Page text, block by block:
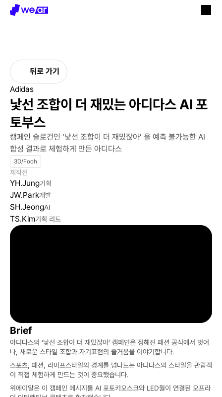
뒤로 가기
Adidas
낯선 조합이 더 재밌는 아디다스 AI 포
토부스
캠페인 슬로건인 ‘낯선 조합이 더 재밌잖아’ 을 예측 불가능한 AI
합성 결과로 체험하게 만든 아디다스
3D/Fooh
제작진
YH.Jung기획
JW.Park개발
SH.JeongAI
TS.Kim기획 리드
Brief
아디다스의 ‘낯선 조합이 더 재밌잖아’ 캠페인은 정해진 패션 공식에서 벗어
나, 새로운 스타일 조합과 자기표현의 즐거움을 이야기합니다.
스포츠, 패션, 라이프스타일의 경계를 넘나드는 아디다스의 스타일을 관람객
이 직접 체험하게 만드는 것이 중요했습니다.
위에이알은 이 캠페인 메시지를 AI 포토키오스크와 LED월이 연결된 오프라